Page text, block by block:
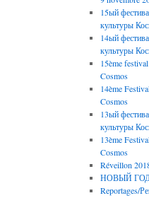
15ый
культуры
14ый
культуры
15ème
Cosmos
14ème
Cosmos
13ый
культуры
13ème
Cosmos
Réveillon
НОВЫЙ ГОД
Reportages/